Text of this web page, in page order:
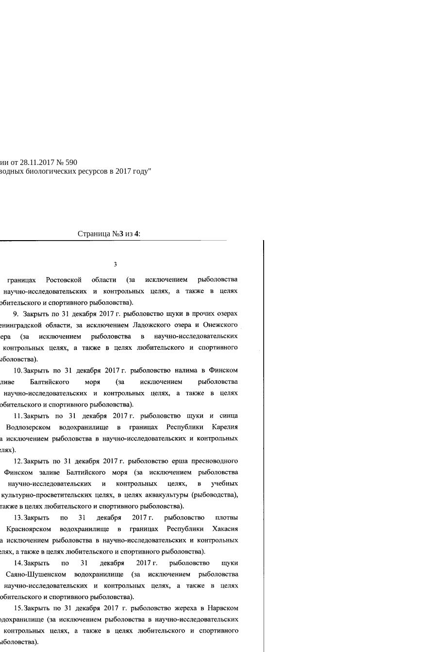
от 28.11.2017 № 590
биологических ресурсов в 2017 году"
Страница №3из 4: